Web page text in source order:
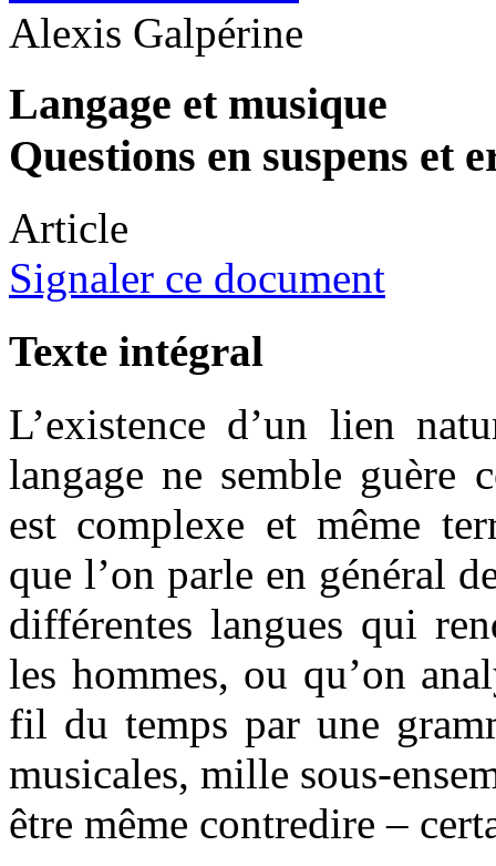
Alexis Galpérine
Langage et musique
Questions en suspens et
Article
Signaler ce document
Texte intégral
L’existence d’un lien
langage ne semble guère
est complexe et même
que l’on parle en général
différentes langues qui
les hommes, ou qu’on
fil du temps par une
musicales, mille sous-
être même contredire –